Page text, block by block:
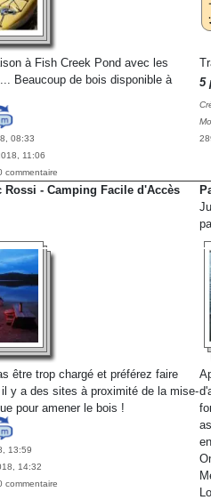
à Fish Creek Pond avec les
Beaucoup de bois disponible à
08:33
11:06
5
Rossi - Camping Facile d'Accès
être trop chargé et préférez faire
y a des sites à proximité de la mise-
pour amener le bois !
13:59
14:32